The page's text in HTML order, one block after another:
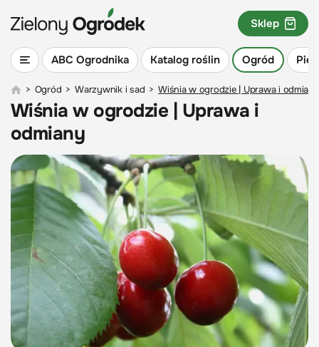
ABC Ogrodnika Katalog roślin Ogród
Sklep
> Ogród > Warzywnik i sad > Wiśnia w ogrodzie | Uprawa i odmiany
Wiśnia w ogrodzie | Uprawa i
odmiany